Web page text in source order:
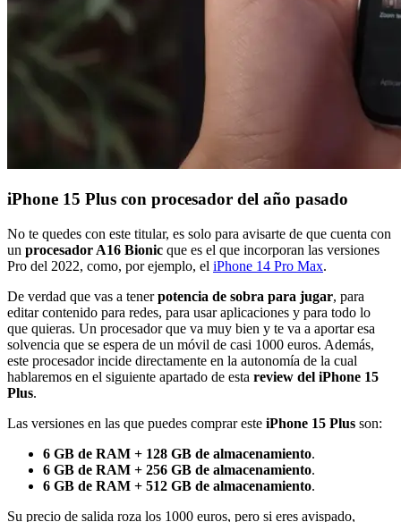
iPhone 15 Plus con procesador del año pasado
No te quedes con este titular, es solo para avisarte de que cuenta con
un procesador A16 Bionic que es el que incorporan las versiones
Pro del 2022, como, por ejemplo, el iPhone 14 Pro Max.
De verdad que vas a tenerpotencia de sobra para jugar, para
editar contenido para redes, para usar aplicaciones y para todo lo
que quieras. Un procesador que va muy bien y te va a aportar esa
solvencia que se espera de un móvil de casi 1000 euros. Además,
este procesador incide directamente en la autonomía de la cual
hablaremos en el siguiente apartado de esta review del iPhone 15
Plus.
Las versiones en las que puedes comprar este iPhone 15 Plus son:
6 GB de RAM + 128 GB de almacenamiento.
6 GB de RAM + 256 GB de almacenamiento.
6 GB de RAM + 512 GB de almacenamiento.
Su precio de salida roza los 1000 euros, pero si eres avispado,